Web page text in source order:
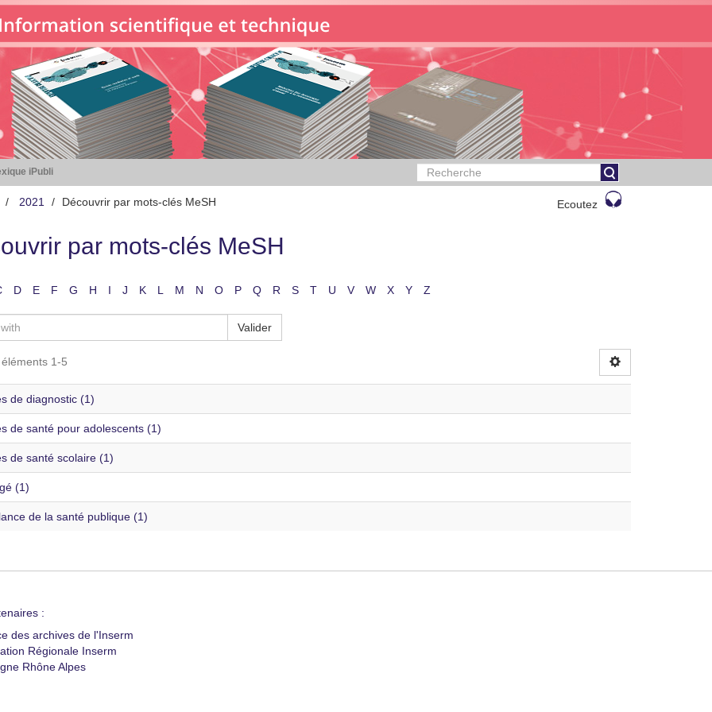
iPubli
2021 Découvrir par mots-clés MeSH Ecoutez
par mots-clés MeSH
D E F G H I J K L M N O P Q R S T U V W X Y Z
Valider
1-5
de diagnostic (1)
de santé pour adolescents (1)
de santé scolaire (1)
(1)
de la santé publique (1)
:
des archives de l'Inserm
Régionale Inserm
Rhône Alpes